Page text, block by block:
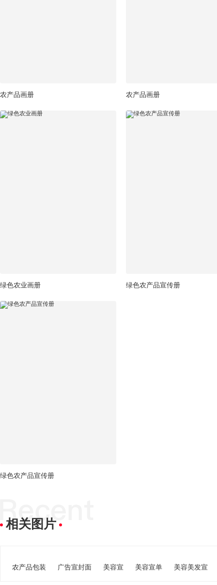
农产品画册 农产品画册
绿色农业画册 绿色农产品宣传册
绿色农产品宣传册
相关图片
农产品包装 广告宣封面 美容宣 美容宣单 美容美发宣